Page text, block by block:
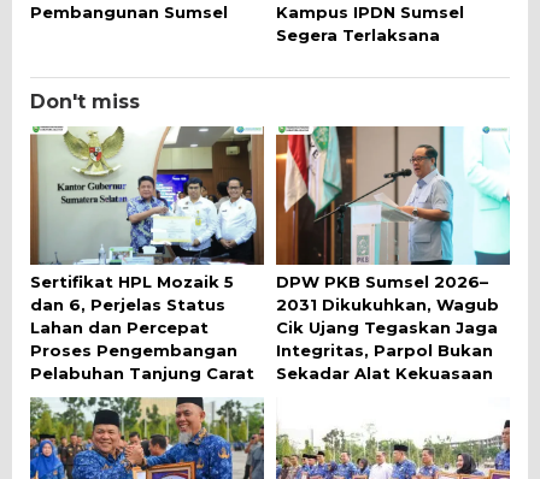
Pembangunan Sumsel
Kampus IPDN Sumsel
Segera Terlaksana
Don't miss
Sertifikat HPL Mozaik 5
dan 6, Perjelas Status
Lahan dan Percepat
Proses Pengembangan
Pelabuhan Tanjung Carat
DPW PKB Sumsel 2026–
2031 Dikukuhkan, Wagub
Cik Ujang Tegaskan Jaga
Integritas, Parpol Bukan
Sekadar Alat Kekuasaan